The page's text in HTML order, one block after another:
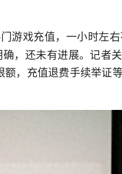
游戏充值，一小时左
，还未有进展。记者
，充值退费手续举证